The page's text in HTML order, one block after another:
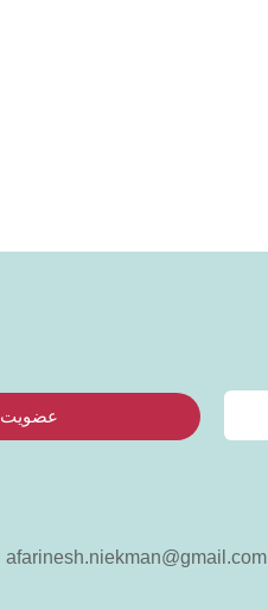
عضویت
afarinesh.niekman@gmail.com